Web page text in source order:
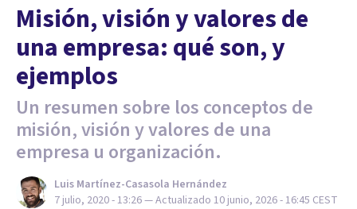
Misión, visión y valores de
una empresa: qué son, y
ejemplos
Un resumen sobre los conceptos de
misión, visión y valores de una
empresa u organización.
Luis Martínez-Casasola Hernández
7 julio, 2020 - 13:26— Actualizado 10 junio, 2026 - 16:45 CEST